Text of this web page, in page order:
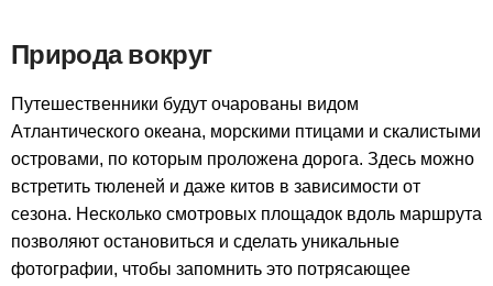
Природа вокруг
Путешественники будут очарованы видом
Атлантического океана, морскими птицами и скалистыми
островами, по которым проложена дорога. Здесь можно
встретить тюленей и даже китов в зависимости от
сезона. Несколько смотровых площадок вдоль маршрута
позволяют остановиться и сделать уникальные
фотографии, чтобы запомнить это потрясающее